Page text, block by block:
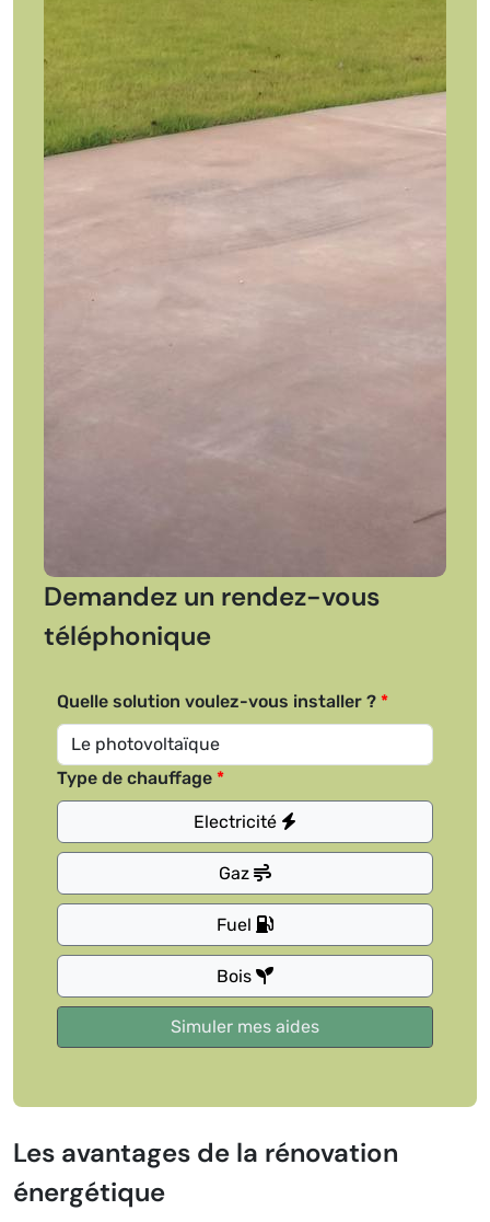
Demandez un rendez-vous
téléphonique
Quelle solution voulez-vous installer ?
Type de chauffage
Electricité
Gaz
Fuel
Bois
Les avantages de la rénovation
énergétique